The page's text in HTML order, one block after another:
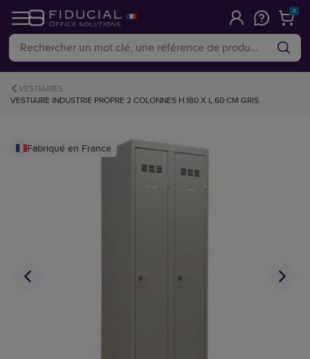
0
VESTIAIRES
VESTIAIRE INDUSTRIE PROPRE 2 COLONNES H.180 X L.60 CM GRIS.
Fabriqué en France